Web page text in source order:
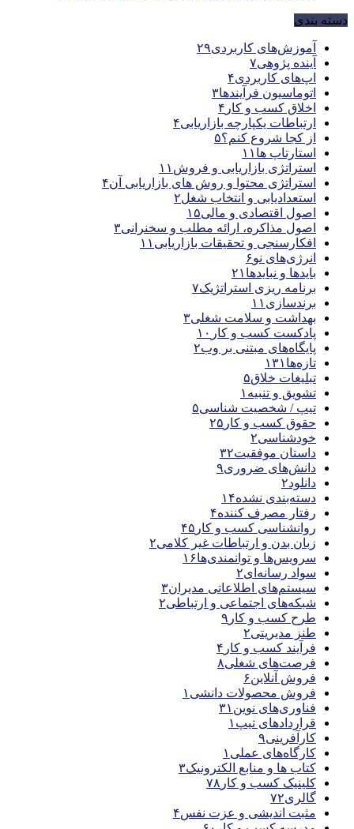
دسته بندی
آموزش‌های کاربردی۲۹
آینده پژوهی۷
اپ‌های کاربردی۴
اتوماسیون فرآیندها۳
اخلاق کسب و کار ۴
ارتباطات یکپارچه بازاریابی۴
از کجا شروع کنم؟۵
استارتاپ ها ۱۱
استراتژی بازاریابی و فروش ۱۱
استراتژی محتوا و روش های بازاریابی آن۴
استعدادیابی و انتخاب شغل۲
اصول اقتصادی و مالی۱۵
اصول مذاکره، ارائه مطلب و سخنرانی۳
افکارسنجی و تحقیقات بازاریابی ۱۱
انرژی‌های نو۶
بایدها و نبایدها ۲۱
برنامه ریزی استراتژیک۷
برندسازی ۱۱
بهداشت و سلامت شغلی۳
پادکست کسب و کار ۱۰
پایگاه‌های مبتنی بر وب۲
تازه‌ها ۱۳۱
تبلیغات خلاق۵
تشویق و تنبیه ۱
تیپ / شخصیت شناسی۵
حقوق کسب و کار ۲۵
خودشناسی۲
داستان موفقیت۳۲
دانش‌های ضروری۹
دانلود۲
دسته‌بندی نشده۱۴
رفتار مصرف کننده۴
روانشناسی کسب و کار ۴۵
زبان بدن و ارتباطات غیر کلامی۲
سرویس‌ها و توانمندی‌ها۱۶
سواد رسانه‌ای۲
سیستم‌های اطلاعاتی مدیران۳
شبکه‌های اجتماعی و ارتباطی۲
طرح کسب و کار ۹
طنز مدیریتی۲
فرآیند کسب و کار ۴
فرصت‌های شغلی۸
فروش آنلاین۶
فروش محصولات دانشی ۱
فناوری‌های نوین ۳۱
قراردادهای تیپ ۱
کارآفرینی۹
کارگاه‌های عملی ۱
کتاب ها و منابع الکترونیک۳
کلینیک کسب و کار ۷۸
گالری۷۲
مثبت اندیشی و عزت نفس۴